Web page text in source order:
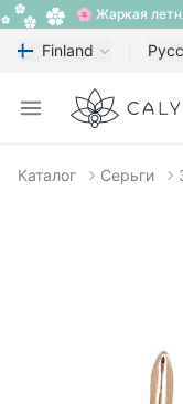
🌸 Жаркая
Finland
Open menu
Calypso
Каталог Серьги